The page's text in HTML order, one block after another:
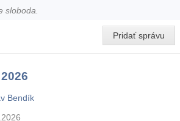
sloboda.
Pridať správu
Bendík